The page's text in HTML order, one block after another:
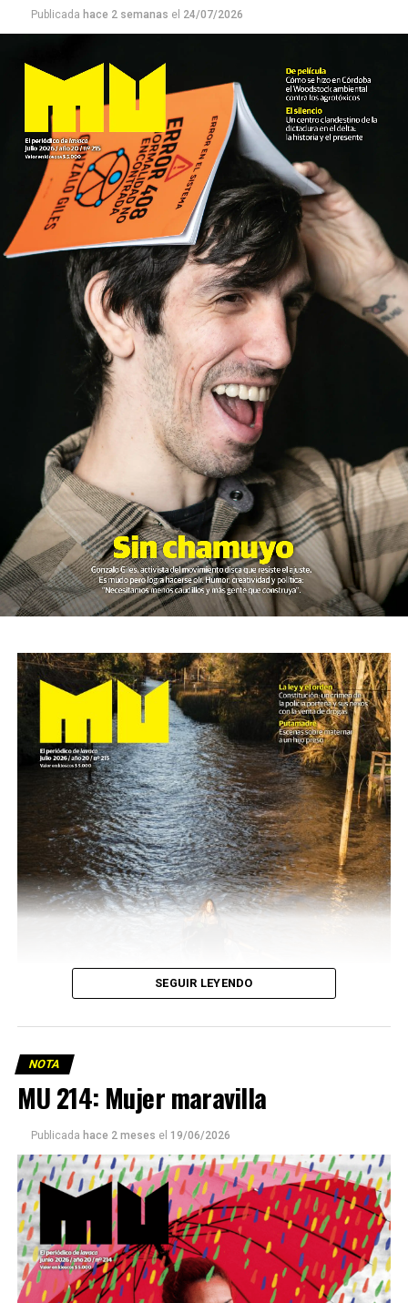
Publicada hace 2 semanas el 24/07/2026
Este número 215 de MU ☝️viene con doble tapa, que
podría ser una frase:
Sin chamuyo, a remarla.
SEGUIR LEYENDO
NOTA
MU 214: Mujer maravilla
Publicada hace 2 meses el 19/06/2026